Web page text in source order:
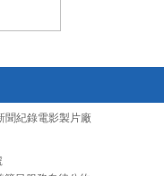
聞紀錄電影製片廠